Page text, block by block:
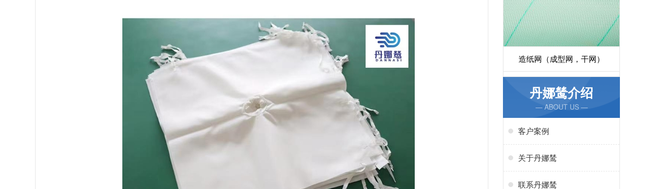
造纸网（成型网，干网）
丹娜鸶介绍
— ABOUT US —
客户案例
关于丹娜鸶
联系丹娜鸶